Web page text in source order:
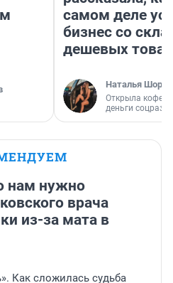
самом деле
бизнес со
дешевых
Наталья
Открыла
деньги
нам нужно
врача
из-за мата в
Как сложилась судьба